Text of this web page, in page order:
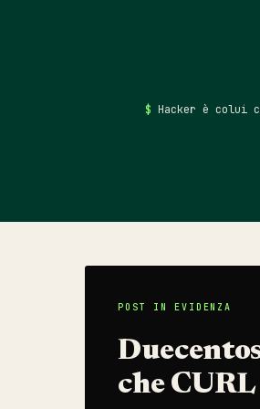
Hacker è colui
POST IN EVIDENZA
che